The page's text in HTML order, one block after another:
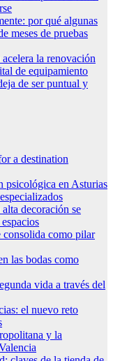
por qué algunas
meses de pruebas
la renovación
de equipamiento
de ser puntual y
a destination
psicológica en Asturias
decoración se
consolida como pilar
las bodas como
vida a través del
el nuevo reto
y la